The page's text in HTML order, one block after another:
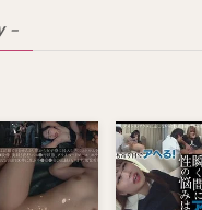
–